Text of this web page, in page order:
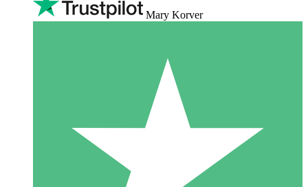
Mary Korver